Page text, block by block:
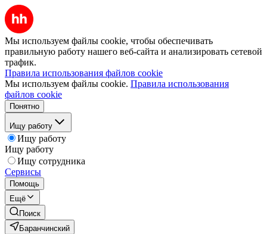
Мы используем файлы cookie, чтобы обеспечивать
правильную работу нашего веб-сайта и анализировать сетевой
трафик.
Правила использования файлов cookie
Мы используем файлы cookie. Правила использования
файлов cookie
Понятно
Ищу работу
Ищу работу
Ищу работу
Ищу сотрудника
Сервисы
Помощь
Ещё
Поиск
Баранчинский